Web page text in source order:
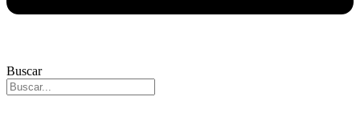
Buscar